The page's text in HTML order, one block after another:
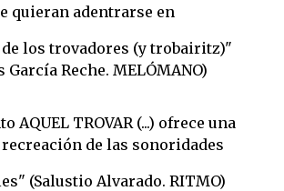
quieran adentrarse en
los trovadores (y trobairitz)"
García Reche. MELÓMANO)
AQUEL TROVAR (...) ofrece una
de las sonoridades
(Salustio Alvarado. RITMO)